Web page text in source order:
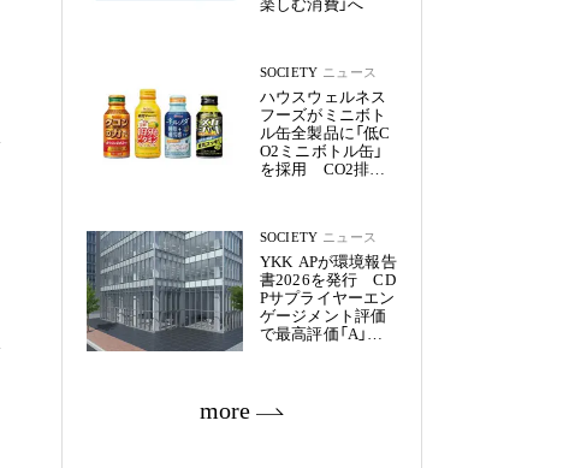
楽しむ消費」へ
SOCIETY ニュース
ハウスウェルネス
フーズがミニボト
ル缶全製品に「低C
O2ミニボトル缶」
を採用 CO2排出
SOCIETY ニュース
YKK APが環境報告
書2026を発行 CD
Pサプライヤーエン
ゲージメント評価
で最高評価「A」を
more